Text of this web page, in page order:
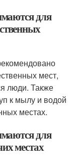
для
мест,
люди. Также
к мылу и водой
местах.
для
местах